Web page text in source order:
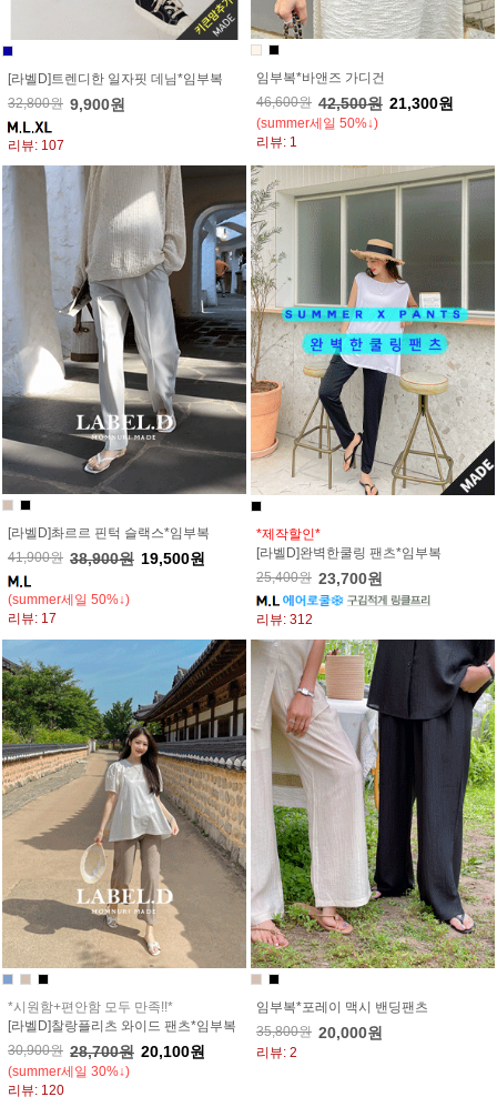
[라벨D]트렌디한 일자핏 데님*임부복
32,800원 9,900원
리뷰: 107
임부복*바앤즈 가디건
46,600원 42,500원 21,300원
(summer세일 50%↓)
리뷰: 1
[라벨D]촤르르 핀턱 슬랙스*임부복
41,900원 38,900원 19,500원
(summer세일 50%↓)
리뷰: 17
*제작할인*
[라벨D]완벽한쿨링 팬츠*임부복
25,400원 23,700원
리뷰: 312
*시원함+편안함 모두 만족!!*
[라벨D]찰랑플리츠 와이드 팬츠*임부복
30,900원 28,700원 20,100원
(summer세일 30%↓)
리뷰: 120
임부복*포레이 맥시 밴딩팬츠
35,800원 20,000원
리뷰: 2